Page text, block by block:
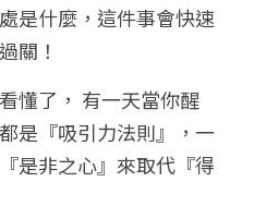
是什麼，這件事會快速
關！
懂了， 有一天當你醒
是『吸引力法則』，一
是非之心』來取代『得